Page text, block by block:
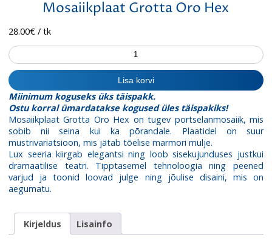
Mosaiikplaat Grotta Oro Hex
28.00€/ tk
Mosaiikplaat
Grotta
Oro
Hex
kogus
Lisa korvi
Miinimum koguseks üks täispakk.
Ostu korral ümardatakse kogused üles täispakiks!
Mosaiikplaat Grotta Oro Hex on tugev portselanmosaiik, mis
sobib nii seina kui ka põrandale. Plaatidel on suur
mustrivariatsioon, mis jätab tõelise marmori mulje.
Lux seeria kiirgab elegantsi ning loob sisekujunduses justkui
dramaatilise teatri. Tipptasemel tehnoloogia ning peened
varjud ja toonid loovad julge ning jõulise disaini, mis on
aegumatu.
Kirjeldus Lisainfo